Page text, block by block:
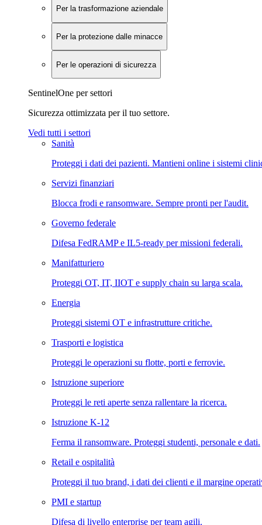
Per la trasformazione aziendale
Per la protezione dalle minacce
Per le operazioni di sicurezza
SentinelOne per settori
Sicurezza ottimizzata per il tuo settore.
Vedi tutti i settori
Sanità
Proteggi i dati dei pazienti. Mantieni online i sistemi
Servizi finanziari
Blocca frodi e ransomware. Sempre pronti per l'audit.
Governo federale
Difesa FedRAMP e IL5-ready per missioni federali.
Manifatturiero
Proteggi OT, IT, IIOT e supply chain su larga scala.
Energia
Proteggi sistemi OT e infrastrutture critiche.
Trasporti e logistica
Proteggi le operazioni su flotte, porti e ferrovie.
Istruzione superiore
Proteggi le reti aperte senza rallentare la ricerca.
Istruzione K-12
Ferma il ransomware. Proteggi studenti, personale e dati.
Retail e ospitalità
Proteggi il tuo brand, i dati dei clienti e il margine
PMI e startup
Difesa di livello enterprise per team agili.